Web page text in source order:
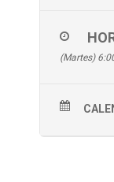
(Martes)